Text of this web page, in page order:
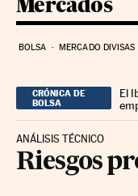
BOLSA MERCADO DIVISAS
CRÓNICA DE
BOLSA
El
ANÁLISIS TÉCNICO
Riesgos